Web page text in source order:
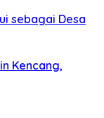
sebagai Desa
Kencang,